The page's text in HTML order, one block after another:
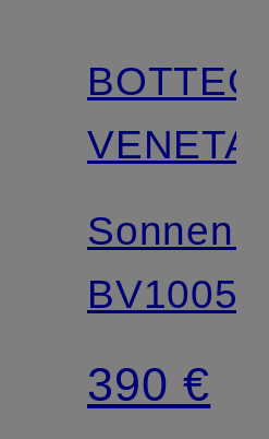
BOTTEGA
VENETA
BV1005S
390 €